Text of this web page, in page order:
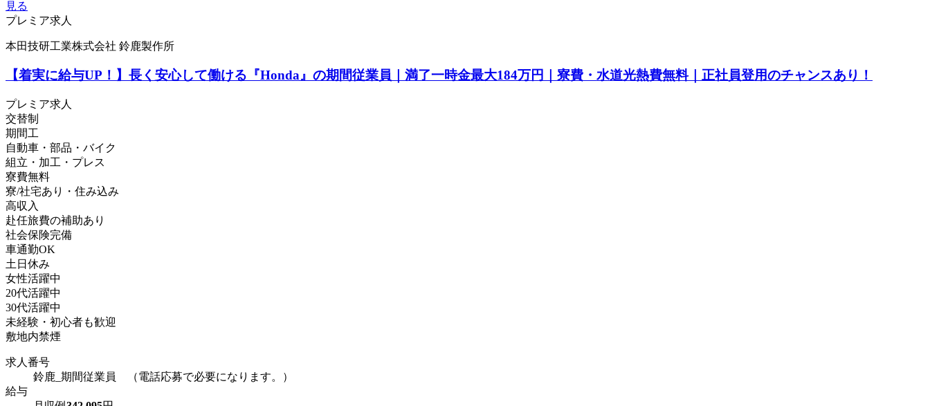
見る
プレミア求人
本田技研工業株式会社 鈴鹿製作所
【着実に給与UP！】長く安心して働ける『Honda』の期間従業員｜満了一時金最大184万円｜寮費・水道光熱費無料｜正社員登用のチャンスあり！
プレミア求人
交替制
期間工
自動車・部品・バイク
組立・加工・プレス
寮費無料
寮/社宅あり・住み込み
高収入
赴任旅費の補助あり
社会保険完備
車通勤OK
土日休み
女性活躍中
20代活躍中
30代活躍中
未経験・初心者も歓迎
敷地内禁煙
求人番号
鈴鹿_期間従業員 （電話応募で必要になります。）
給与